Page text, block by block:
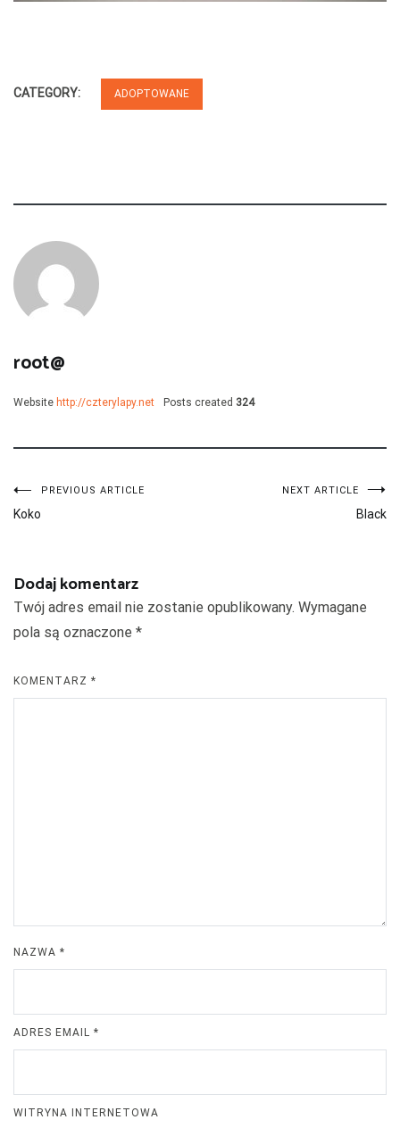
CATEGORY: ADOPTOWANE
root@
Website http://czterylapy.net Posts created 324
Nawigacja
PREVIOUS ARTICLE
Koko
NEXT ARTICLE
Black
Dodaj komentarz
Twój adres email nie zostanie opublikowany. Wymagane
pola są oznaczone *
KOMENTARZ *
NAZWA *
ADRES EMAIL *
WITRYNA INTERNETOWA